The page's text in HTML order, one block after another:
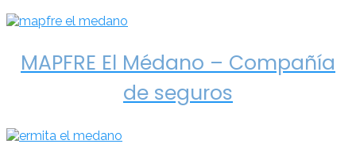
MAPFRE El Médano – Compañía
de seguros